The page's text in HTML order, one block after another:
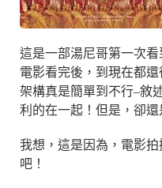
這是一部湯尼哥第一次
電影看完後，到現在都
架構真是簡單到不行–敘
利的在一起！但是，卻還
我想，這是因為，電影
吧！